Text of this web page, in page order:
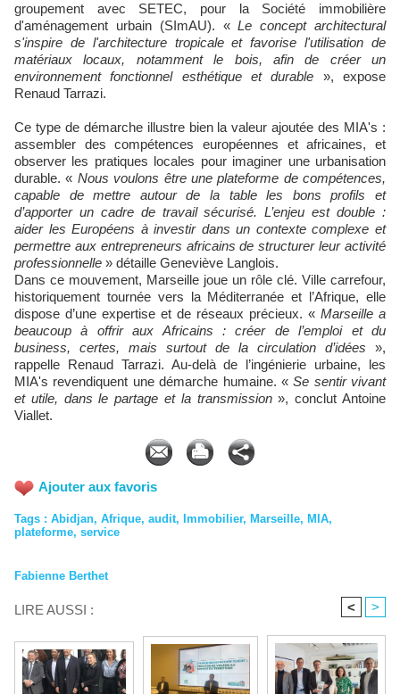
groupement avec SETEC, pour la Société immobilière
d'aménagement urbain (SImAU). «Le concept architectural
s'inspire de l'architecture tropicale et favorise l'utilisation de
matériaux locaux, notamment le bois, afin de créer un
environnement fonctionnel esthétique et durable », expose
Renaud Tarrazi.
Ce type de démarche illustre bien la valeur ajoutée des MIA's :
assembler des compétences européennes et africaines, et
observer les pratiques locales pour imaginer une urbanisation
durable. « Nous voulons être une plateforme de compétences,
capable de mettre autour de la table les bons profils et
d’apporter un cadre de travail sécurisé. L’enjeu est double :
aider les Européens à investir dans un contexte complexe et
permettre aux entrepreneurs africains de structurer leur activité
professionnelle » détaille Geneviève Langlois.
Dans ce mouvement, Marseille joue un rôle clé. Ville carrefour,
historiquement tournée vers la Méditerranée et l’Afrique, elle
dispose d’une expertise et de réseaux précieux. « Marseille a
beaucoup à offrir aux Africains : créer de l’emploi et du
business, certes, mais surtout de la circulation d’idées »,
rappelle Renaud Tarrazi. Au-delà de l’ingénierie urbaine, les
MIA's revendiquent une démarche humaine. «Se sentir vivant
et utile, dans le partage et la transmission», conclut Antoine
Viallet.
Ajouter aux favoris
Tags : Abidjan, Afrique, audit, Immobilier, Marseille, MIA,
plateforme, service
Fabienne Berthet
LIRE AUSSI : < >